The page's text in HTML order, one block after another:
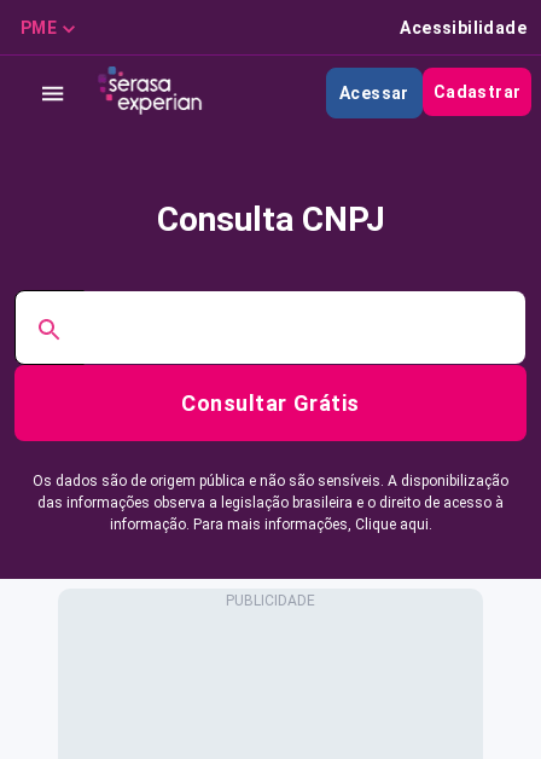
PME Acessibilidade
Acessar Cadastrar
Consulta CNPJ
Consultar Grátis
Os dados são de origem pública e não são sensíveis. A disponibilização
das informações observa a legislação brasileira e o direito de acesso à
informação. Para mais informações, Clique aqui.